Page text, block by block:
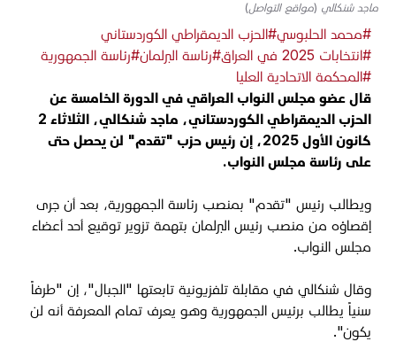
ماجد شنكالي (مواقع التواصل)
#محمد الحلبوسي#الحزب الديمقراطي الكوردستاني
#انتخابات 2025 في العراق
#رئاسة البرلمان#رئاسة الجمهورية
#المحكمة الاتحادية العليا
قال عضو مجلس النواب العراقي في الدورة الخامسة عن
الحزب الديمقراطي الكوردستاني، ماجد شنكالي، الثلاثاء 2
كانون الأول 2025، إن رئيس حزب "تقدم" لن يحصل حتى
على رئاسة مجلس النواب.
ويطالب رئيس "تقدم" بمنصب رئاسة الجمهورية، بعد أن جرى
إقصاؤه من منصب رئيس البرلمان بتهمة تزوير توقيع أحد أعضاء
مجلس النواب.
وقال شنكالي في مقابلة تلفزيونية تابعتها "الجبال"، إن "طرفاً
سنياً يطالب برئيس الجمهورية وهو يعرف تمام المعرفة أنه لن
يكون".